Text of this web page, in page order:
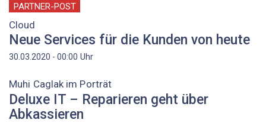
PARTNER-POST
Cloud
Neue Services für die Kunden von heute
30.03.2020 - 00:00 Uhr
Muhi Caglak im Porträt
Deluxe IT – Reparieren geht über
Abkassieren